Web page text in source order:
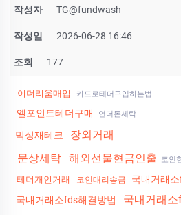
작성자 TG@fundwash
작성일 2026-06-28 16:46
조회 177
이더리움매입 카드로테더구입하는법
엘포인트테더구매 언더돈세탁
믹싱재테크
장외거래
문상세탁 해외선물현금인출 코인
테더개인거래
코인대리송금
국내거래
국내거래소fds해결방법
국내거래